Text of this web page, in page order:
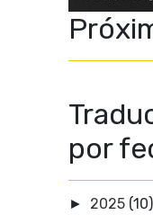
por
► 2025 (10)